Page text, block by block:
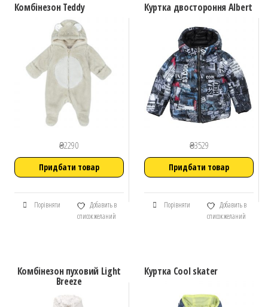
Комбінезон Teddy
₴2290
Придбати товар
Порівняти
Добавить в
список желаний
Куртка двостороння Albert
₴3529
Придбати товар
Порівняти
Добавить в
список желаний
Комбінезон пуховий Light
Breeze
Куртка Cool skater